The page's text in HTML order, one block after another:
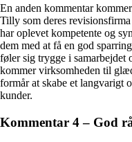
En anden kommentar
Tilly som deres
har oplevet kompetente og
dem med at få en god
føler sig trygge i samarbejdet
kommer virksomheden til
formår at skabe et langvarigt
kunder.
Kommentar 4 – God